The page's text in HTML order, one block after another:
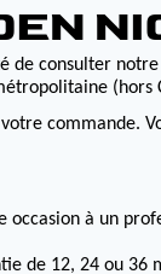
de consulter
(hors
à un
de 12, 24 ou 36